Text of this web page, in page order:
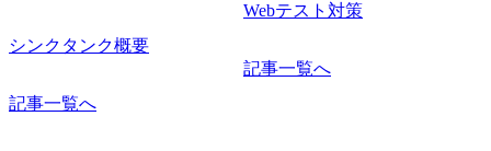
シンクタンク概要
記事一覧へ
Webテスト対策
記事一覧へ